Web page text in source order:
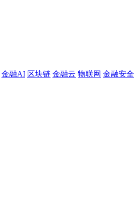
金融AI 区块链 金融云 物联网 金融安全